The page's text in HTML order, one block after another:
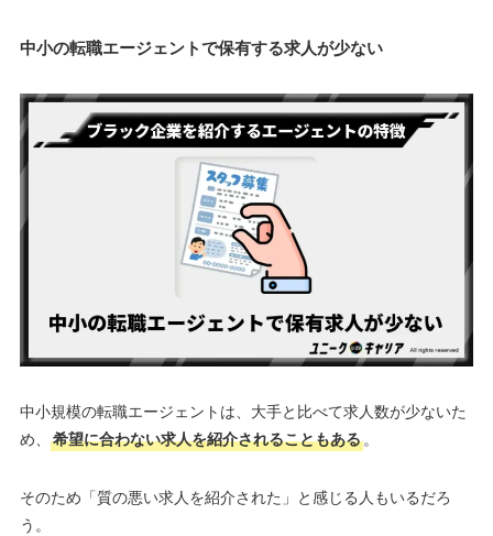
中小の転職エージェントで保有する求人が少ない
中小規模の転職エージェントは、大手と比べて求人数が少ないた
め、 希望に合わない求人を紹介されることもある。
そのため「質の悪い求人を紹介された」と感じる人もいるだろ
う。